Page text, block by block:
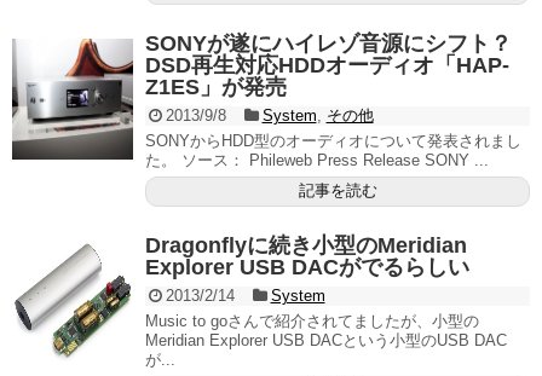
SONYが遂にハイレゾ音源にシフト？
DSD再生対応HDDオーディオ「HAP-
Z1ES」が発売
2013/9/8 System, その他
SONYからHDD型のオーディオについて発表されまし
た。 ソース： Phileweb Press Release SONY ...
記事を読む
Dragonflyに続き小型のMeridian
Explorer USB DACがでるらしい
2013/2/14
System
Music to goさんで紹介されてましたが、小型の
Meridian Explorer USB DACという小型のUSB DAC
が...